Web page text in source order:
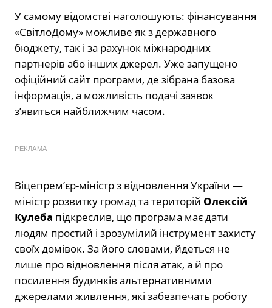
У самому відомстві наголошують: фінансування
«СвітлоДому» можливе як з державного
бюджету, так і за рахунок міжнародних
партнерів або інших джерел. Уже запущено
офіційний сайт програми, де зібрана базова
інформація, а можливість подачі заявок
з’явиться найближчим часом.
РЕКЛАМА
Віцепрем’єр-міністр з відновлення України —
міністр розвитку громад та територій Олексій
Кулеба підкреслив, що програма має дати
людям простий і зрозумілий інструмент захисту
своїх домівок. За його словами, йдеться не
лише про відновлення після атак, а й про
посилення будинків альтернативними
джерелами живлення, які забезпечать роботу